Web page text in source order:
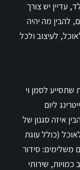
עדיין יש צורך
להבין מה יהיה
לעיצוב ולכל
לסמן וי
ליום
איזה סגנון של
(כולל עוגת
משלימים: סידור
כמויות, שירותי